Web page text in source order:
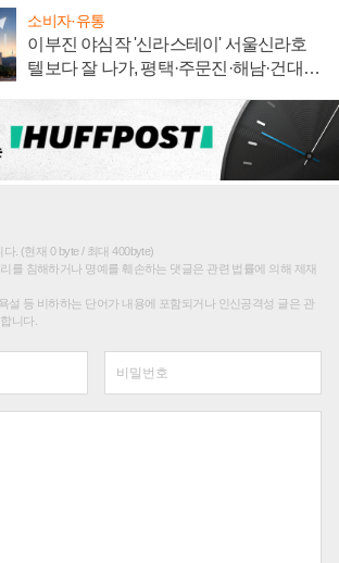
소비자·유통
이부진 야심작 '신라스테이' 서울신라호
텔보다 잘 나가, 평택·주문진·해남·건대로
. (현재 0 byte / 최대 400byte)
를 침해하거나 명예를 훼손하는 댓글은 관련 법률에 의해 제재
설 등 비하하는 단어가 내용에 포함되거나 인신공격성 글은 관
니다.